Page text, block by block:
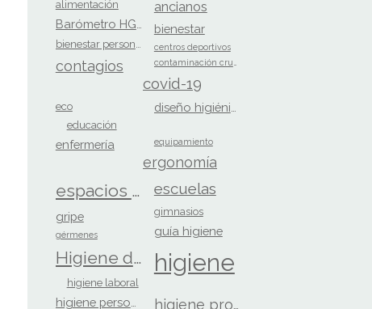
alimentación ancianos
bienestar
bienestar personal centros deportivos
contagios
covid-19
eco
educación
enfermería equipamiento
ergonomía
escuelas
espacios saludables
gimnasios
gripe
guía higiene
gérmenes
higiene
Higiene de Manos
higiene laboral
higiene profesional